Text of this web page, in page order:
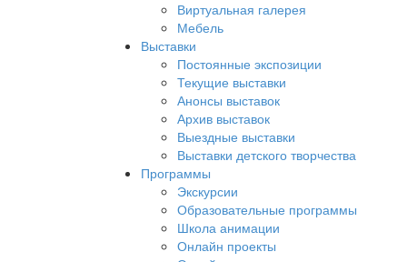
Виртуальная галерея
Мебель
Выставки
Постоянные экспозиции
Текущие выставки
Анонсы выставок
Архив выставок
Выездные выставки
Выставки детского творчества
Программы
Экскурсии
Образовательные программы
Школа анимации
Онлайн проекты